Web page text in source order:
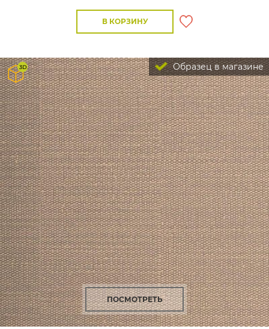
В КОРЗИНУ
Образец в магазине
ПОСМОТРЕТЬ